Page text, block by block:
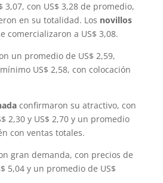
3,07, con US$ 3,28 de promedio,
en su totalidad. Los novillos
comercializaron a US$ 3,08.
un promedio de US$ 2,59,
US$ 2,58, con colocación
confirmaron su atractivo, con
2,30 y US$ 2,70 y un promedio
con ventas totales.
gran demanda, con precios de
5,04 y un promedio de US$